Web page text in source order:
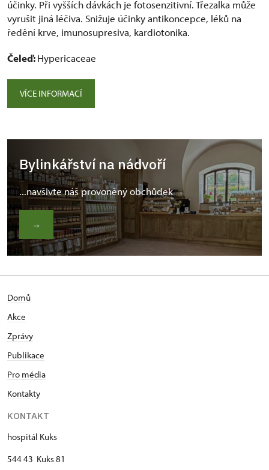
účinky. Při vyšších dávkách je fotosenzitivní. Třezalka může
vyrušit jiná léčiva. Snižuje účinky antikoncepce, léků na
ředění krve, imunosupresiva, kardiotonika.
Čeleď:Hypericaceae
VÍCE INFORMACÍ
Bylinkářství na nádvoří
...navšivte náš provoněný obchůdek
→
Domů
Akce
Zprávy
Publikace
Pro média
Kontakty
KONTAKT
hospitál Kuks
544 43 Kuks 81